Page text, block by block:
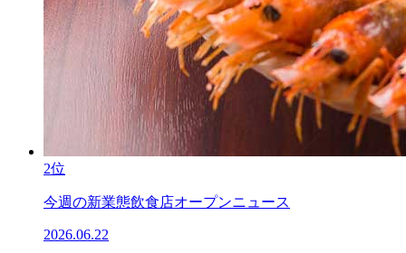
2位
今週の新業態飲食店オープンニュース
2026.06.22